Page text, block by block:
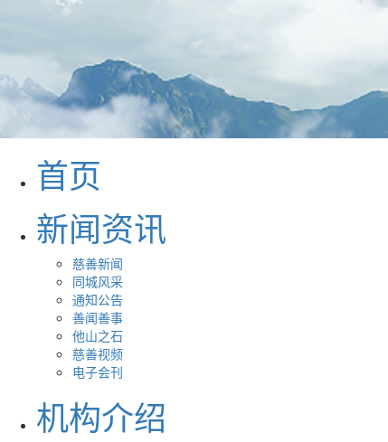
首页
新闻资讯
慈善新闻
同城风采
通知公告
善闻善事
他山之石
慈善视频
电子会刊
机构介绍